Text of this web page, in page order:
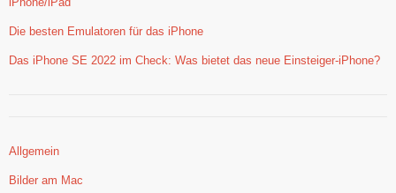
Die besten Emulatoren für das iPhone
Das iPhone SE 2022 im Check: Was bietet das neue Einsteiger-iPhone?
Allgemein
Bilder am Mac